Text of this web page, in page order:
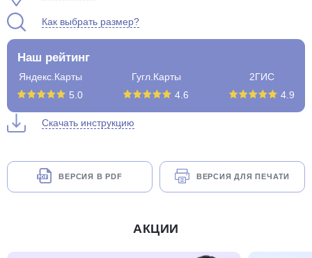
Как выбрать размер?
Наш рейтинг
Яндекс.Карты
5.0
Гугл.Карты
4.6
2ГИС
4.9
Скачать инструкцию
ВЕРСИЯ В PDF ВЕРСИЯ ДЛЯ ПЕЧАТИ
АКЦИИ